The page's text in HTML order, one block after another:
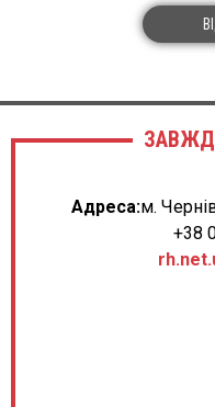
Адреса:м.
+38